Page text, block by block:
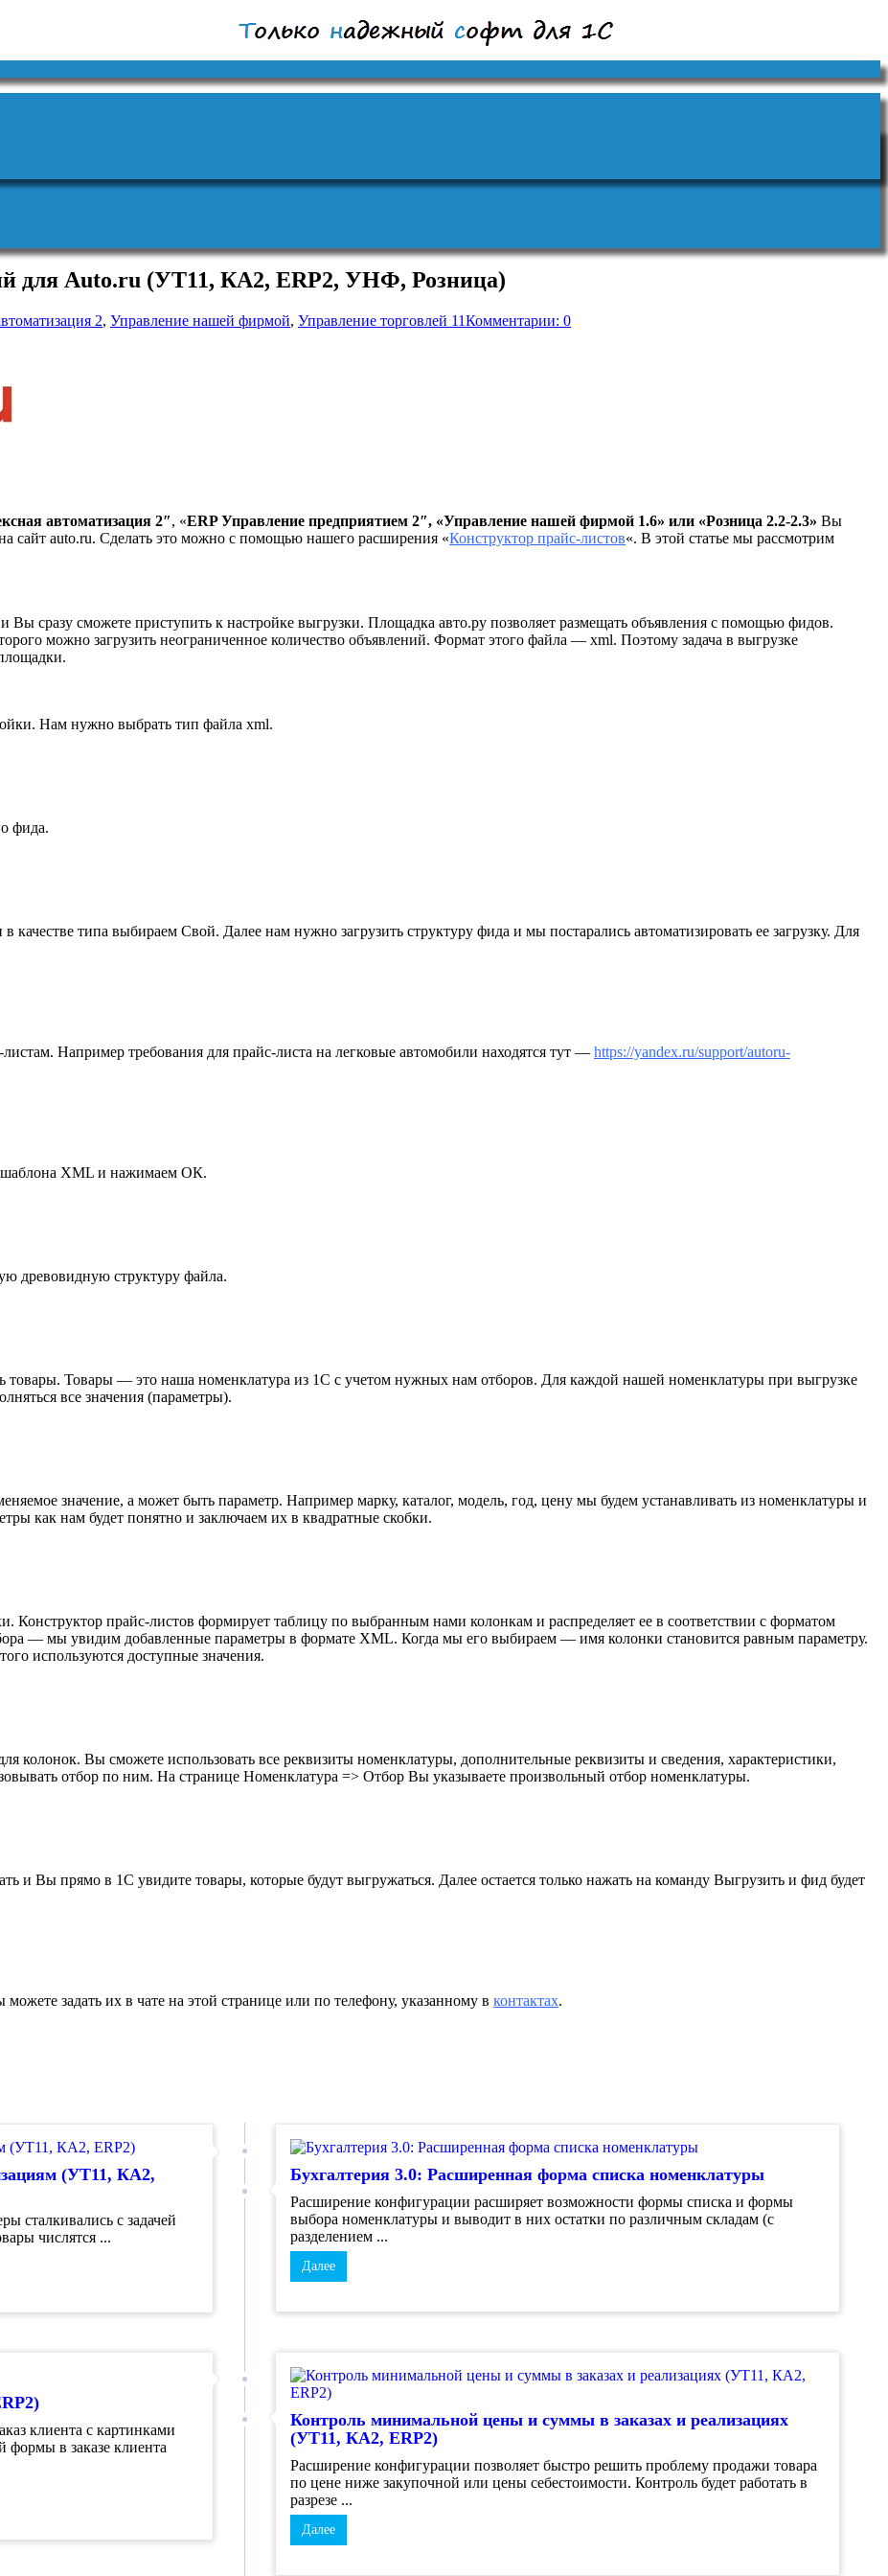
для Auto.ru (УТ11, КА2, ERP2, УНФ, Розница)
2, Управление нашей фирмой, Управление торговлей 11Комментарии: 0
автоматизация 2″, «ERP Управление предприятием 2″, «Управление нашей фирмой 1.6» или «Розница 2.2-2.3» Вы
сайт auto.ru. Сделать это можно с помощью нашего расширения «Конструктор прайс-листов«. В этой статье мы рассмотрим
и Вы сразу сможете приступить к настройке выгрузки. Площадка авто.ру позволяет размещать объявления с помощью фидов.
можно загрузить неограниченное количество объявлений. Формат этого файла — xml. Поэтому задача в выгрузке
Нам нужно выбрать тип файла xml.
фида.
типа выбираем Свой. Далее нам нужно загрузить структуру фида и мы постарались автоматизировать ее загрузку. Для
Например требования для прайс-листа на легковые автомобили находятся тут — https://yandex.ru/support/autoru-
шаблона XML и нажимаем ОК.
древовидную структуру файла.
Товары — это наша номенклатура из 1С с учетом нужных нам отборов. Для каждой нашей номенклатуры при выгрузке
все значения (параметры).
значение, а может быть параметр. Например марку, каталог, модель, год, цену мы будем устанавливать из номенклатуры и
как нам будет понятно и заключаем их в квадратные скобки.
прайс-листов формирует таблицу по выбранным нами колонкам и распределяет ее в соответствии с форматом
— мы увидим добавленные параметры в формате XML. Когда мы его выбираем — имя колонки становится равным параметру.
используются доступные значения.
колонок. Вы сможете использовать все реквизиты номенклатуры, дополнительные реквизиты и сведения, характеристики,
отбор по ним. На странице Номенклатура => Отбор Вы указываете произвольный отбор номенклатуры.
и Вы прямо в 1С увидите товары, которые будут выгружаться. Далее остается только нажать на команду Выгрузить и фид будет
задать их в чате на этой странице или по телефону, указанному в контактах.
(УТ11, КА2,
сталкивались с задачей
числятся ...
Бухгалтерия 3.0: Расширенная форма списка номенклатуры
Расширение конфигурации расширяет возможности формы списка и формы
выбора номенклатуры и выводит в них остатки по различным складам (с
разделением ...
Далее
клиента с картинками
в заказе клиента
Контроль минимальной цены и суммы в заказах и реализациях
(УТ11, КА2, ERP2)
Расширение конфигурации позволяет быстро решить проблему продажи товара
по цене ниже закупочной или цены себестоимости. Контроль будет работать в
разрезе ...
Далее